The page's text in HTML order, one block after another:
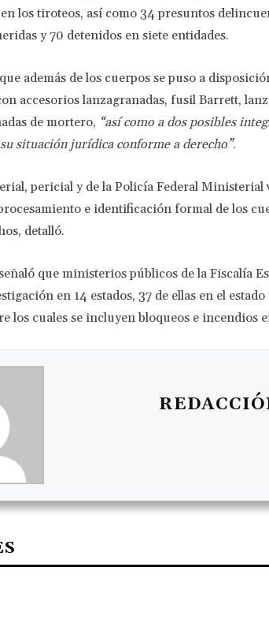
los tiroteos, así como 34 presuntos
y 70 detenidos en siete entidades.
además de los cuerpos se puso a
accesorios lanzagranadas, fusil Barrett,
de mortero, “así como a dos posibles
situación jurídica conforme a derecho”.
pericial y de la Policía Federal Ministerial
e identificación formal de los
detalló.
que ministerios públicos de la Fiscalía
en 14 estados, 37 de ellas en el
los cuales se incluyen bloqueos e incendios